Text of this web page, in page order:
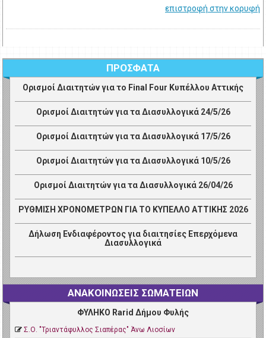
επιστροφή στην κορυφή
ΠΡΟΣΦΑΤΑ
Ορισμοί Διαιτητών για το Final Four Κυπέλλου Αττικής
Ορισμοί Διαιτητών για τα Διασυλλογικά 24/5/26
Ορισμοί Διαιτητών για τα Διασυλλογικά 17/5/26
Ορισμοί Διαιτητών για τα Διασυλλογικά 10/5/26
Ορισμοί Διαιτητών για τα Διασυλλογικά 26/04/26
ΡΥΘΜΙΣΗ ΧΡΟΝΟΜΕΤΡΩΝ ΓΙΑ ΤΟ ΚΥΠΕΛΛΟ ΑΤΤΙΚΗΣ 2026
Δήλωση Ενδιαφέροντος για διαιτησίες Επερχόμενα
Διασυλλογικά
ΑΝΑΚΟΙΝΩΣΕΙΣ ΣΩΜΑΤΕΙΩΝ
ΦΥΛΗΚΟ Rarid Δήμου Φυλής
Σ.Ο. "Τριαντάφυλλος Σιαπέρας" Άνω Λιοσίων